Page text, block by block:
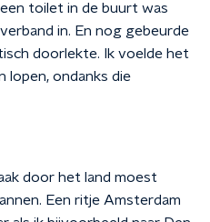
toilet in de buurt was
in. En nog gebeurde
doorlekte. Ik voelde het
lopen, ondanks die
door het land moest
Een ritje Amsterdam